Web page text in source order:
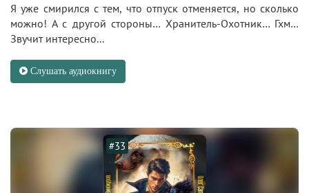
Я уже смирился с тем, что отпуск отменяется, но сколько
можно! А с другой стороны… Хранитель-Охотник… Гхм…
Звучит интересно...
Слушать аудиокнигу
#33